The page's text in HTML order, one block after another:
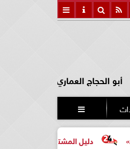
أبو الحجاج العماري

المشتري لأول مرة لاختيار مشروع